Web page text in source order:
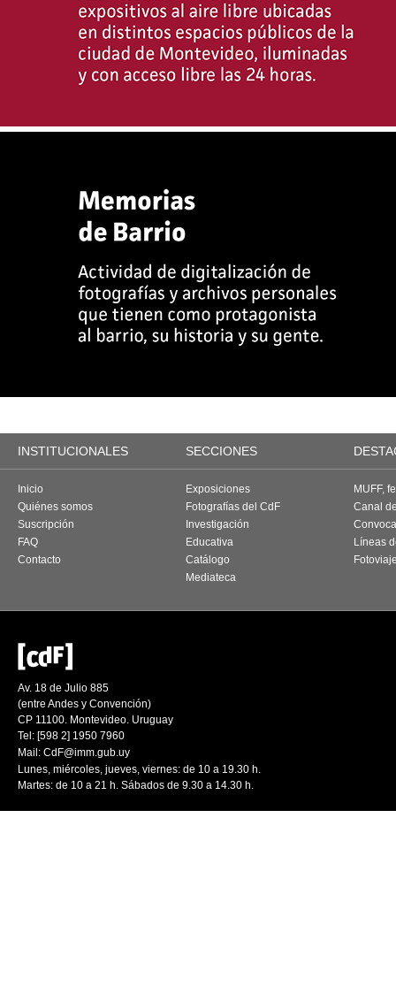
INSTITUCIONALES SECCIONES
Inicio
Quiénes somos
Suscripción
FAQ
Contacto
Exposiciones
Fotografías del CdF
Investigación
Educativa
Catálogo
Mediateca
MUFF,
Canal
Líneas
Av. 18 de Julio 885
(entre Andes y Convención)
CP 11100. Montevideo. Uruguay
Tel: [598 2] 1950 7960
Mail: CdF@imm.gub.uy
Lunes, miércoles, jueves, viernes: de 10 a 19.30 h.
Martes: de 10 a 21 h. Sábados de 9.30 a 14.30 h.